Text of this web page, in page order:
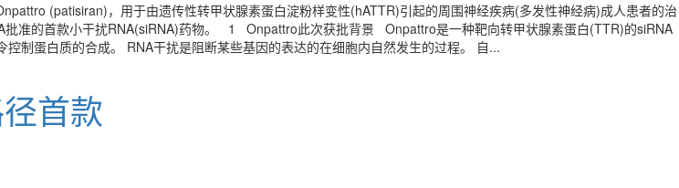
(patisiran)，用于由遗传性转甲状腺素蛋白淀粉样变性(hATTR)引起的周围神经疾病(多发性神经病)成人患者的治
批准的首款小干扰RNA(siRNA)药物。 1 Onpattro此次获批背景 Onpattro是一种靶向转甲状腺素蛋白(TTR)的siRNA
制蛋白质的合成。 RNA干扰是阻断某些基因的表达的在细胞内自然发生的过程。 自...
首款